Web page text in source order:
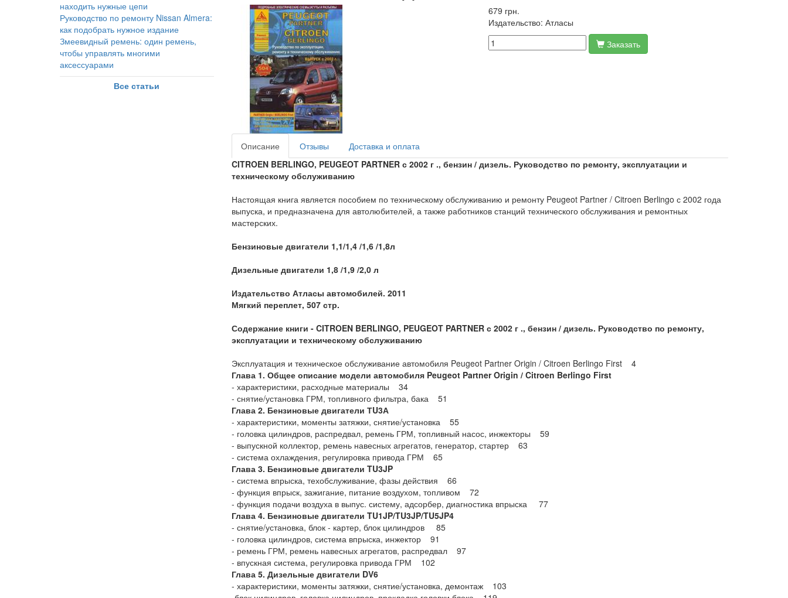
находить нужные цепи
Руководство по ремонту Nissan Almera:
как подобрать нужное издание
Змеевидный ремень: один ремень,
чтобы управлять многими
аксессуарами
Все статьи
679 грн.
Издательство: Атласы
Заказать
Описание Отзывы
Доставка и оплата
CITROEN BERLINGO, PEUGEOT PARTNER с 2002 г ., бензин / дизель. Руководство по ремонту, эксплуатации и
техническому обслуживанию
Настоящая книга является пособием по техническому обслуживанию и ремонту Peugeot Partner / Citroen Berlingo с 2002 года
выпуска, и предназначена для автолюбителей, а также работников станций технического обслуживания и ремонтных
мастерских.
Бензиновые двигатели 1,1/1,4 /1,6 /1,8л
Дизельные двигатели 1,8 /1,9 /2,0 л
Издательство Атласы автомобилей. 2011
Мягкий переплет, 507 стр.
Содержание книги - CITROEN BERLINGO, PEUGEOT PARTNER с 2002 г ., бензин / дизель. Руководство по ремонту,
эксплуатации и техническому обслуживанию
Эксплуатация и техническое обслуживание автомобиля Peugeot Partner Origin / Citroen Berlingo First 4
Глава 1. Общееописаниемодели автомобиляPeugeot Partner Origin / Citroen Berlingo First
- характеристики, расходные материалы 34
- снятие/установка ГРМ, топливного фильтра, бака 51
Глава 2. Бензиновые двигатели ТU3А
- характеристики, моменты затяжки, снятие/установка 55
- головка цилиндров, распредвал, ремень ГРМ, топливный насос, инжекторы 59
- выпускной коллектор, ремень навесных агрегатов, генератор, стартер 63
- система охлаждения, регулировка привода ГРМ 65
Глава 3. Бензиновые двигатели TU3JP
- система впрыска, техобслуживание, фазы действия 66
- функция впрыск, зажигание, питание воздухом, топливом 72
- функция подачи воздуха в выпус. систему, адсорбер, диагностика впрыска 77
Глава 4. Бензиновые двигатели TU1JP/TU3JP/TU5JP4
- снятие/установка, блок - картер, блок цилиндров 85
- головка цилиндров, система впрыска, инжектор 91
- ремень ГРМ, ремень навесных агрегатов, распредвал 97
- впускная система, регулировка привода ГРМ 102
Глава 5. Дизельные двигатели DV6
- характеристики, моменты затяжки, снятие/установка, демонтаж 103